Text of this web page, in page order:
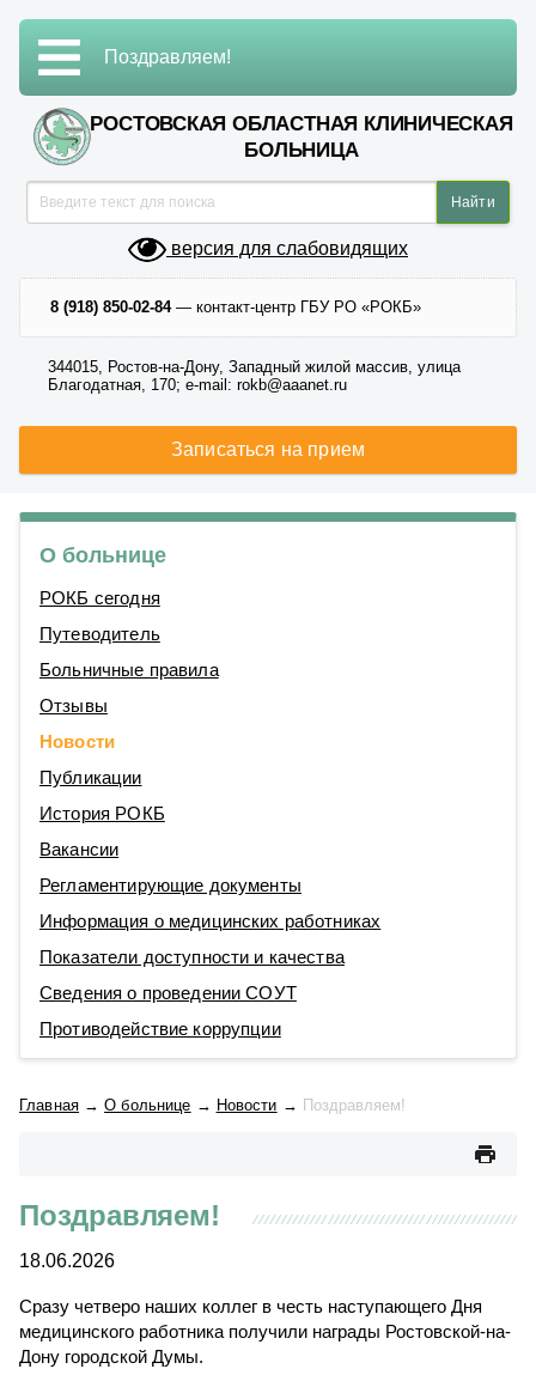
РОСТОВСКАЯ ОБЛАСТНАЯ КЛИНИЧЕСКАЯ
БОЛЬНИЦА
версия для слабовидящих
8 (918) 850-02-84— контакт-центр ГБУ РО «РОКБ»
344015, Ростов-на-Дону, Западный жилой массив, улица
Благодатная, 170; e-mail: rokb@aaanet.ru
Записаться на прием
Поздравляем!
О больнице
РОКБ сегодня
Путеводитель
Больничные правила
Отзывы
Новости
Публикации
История РОКБ
Вакансии
Регламентирующие документы
Информация о медицинских работниках
Показатели доступности и качества
Сведения о проведении СОУТ
Противодействие коррупции
Главная →О больнице → Новости → Поздравляем!
Поздравляем!
18.06.2026
Сразу четверо наших коллег в честь наступающего Дня
медицинского работника получили награды Ростовской-на-
Дону городской Думы.